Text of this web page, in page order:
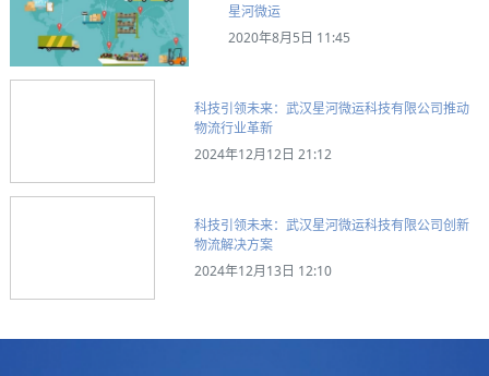
星河微运
2020年8月5日 11:45
科技引领未来：武汉星河微运科技有限公司推动
物流行业革新
2024年12月12日 21:12
科技引领未来：武汉星河微运科技有限公司创新
物流解决方案
2024年12月13日 12:10